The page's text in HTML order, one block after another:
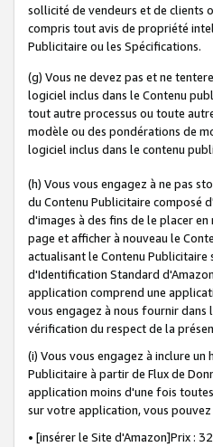
sollicité de vendeurs et de clients
compris tout avis de propriété
Publicitaire ou les Spécifications.
(g) Vous ne devez pas et ne
logiciel inclus dans le Contenu
tout autre processus ou toute
modèle ou des pondérations de
logiciel inclus dans le contenu
(h) Vous vous engagez à ne pas
du Contenu Publicitaire composé
d'images à des fins de le placer
page et afficher à nouveau le
actualisant le Contenu
d'Identification Standard
application comprend une
vous engagez à nous fournir
vérification du respect de la
(i) Vous vous engagez à inclure
Publicitaire à partir de Flux de
application moins d'une fois
sur votre application, vous
• [insérer le Site d'Amazon]Prix :